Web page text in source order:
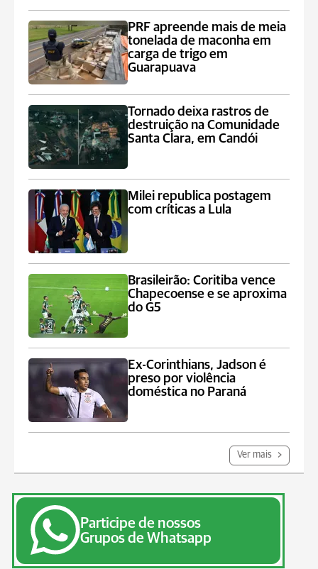
PRF apreende mais de meia
tonelada de maconha em
carga de trigo em
Guarapuava
Tornado deixa rastros de
destruição na Comunidade
Santa Clara, em Candói
Milei republica postagem
com críticas a Lula
Brasileirão: Coritiba vence
Chapecoense e se aproxima
do G5
Ex-Corinthians, Jadson é
preso por violência
doméstica no Paraná
Ver mais
Participe de nossos
Grupos de Whatsapp